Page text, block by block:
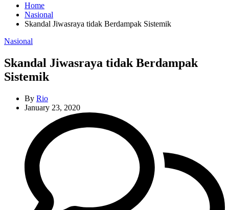
Home
Nasional
Skandal Jiwasraya tidak Berdampak Sistemik
Categories
Nasional
Skandal Jiwasraya tidak Berdampak
Sistemik
By Rio
January 23, 2020